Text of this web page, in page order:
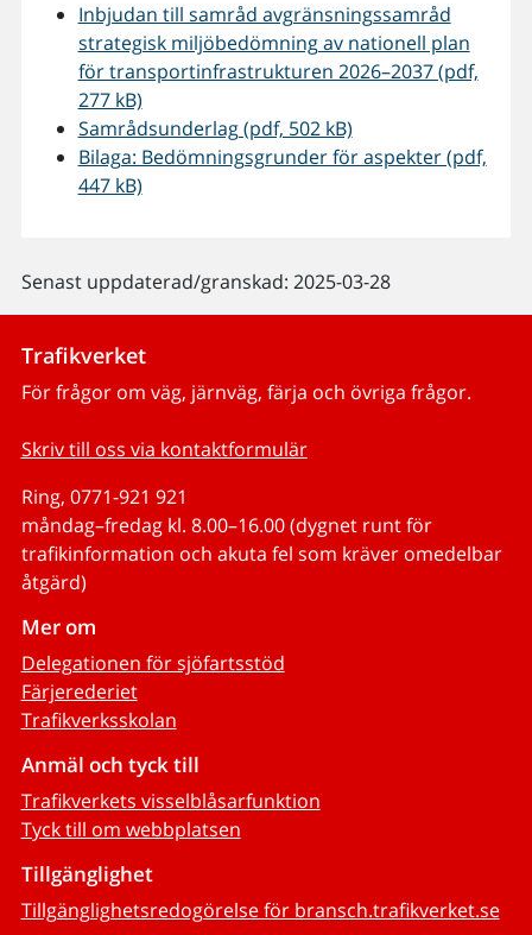
Inbjudan till samråd avgränsningssamråd
strategisk miljöbedömning av nationell plan
för transportinfrastrukturen 2026–2037 (pdf,
277 kB)
Samrådsunderlag (pdf, 502 kB)
Bilaga: Bedömningsgrunder för aspekter (pdf,
447 kB)
Senast uppdaterad/granskad: 2025-03-28
Trafikverket
För frågor om väg, järnväg, färja och övriga frågor.
Skriv till oss via kontaktformulär
Ring, 0771-921 921
måndag–fredag kl. 8.00–16.00 (dygnet runt för
trafikinformation och akuta fel som kräver omedelbar
åtgärd)
Mer om
Delegationen för sjöfartsstöd
Färjerederiet
Trafikverksskolan
Anmäl och tyck till
Trafikverkets visselblåsarfunktion
Tyck till om webbplatsen
Tillgänglighet
Tillgänglighetsredogörelse för bransch.trafikverket.se